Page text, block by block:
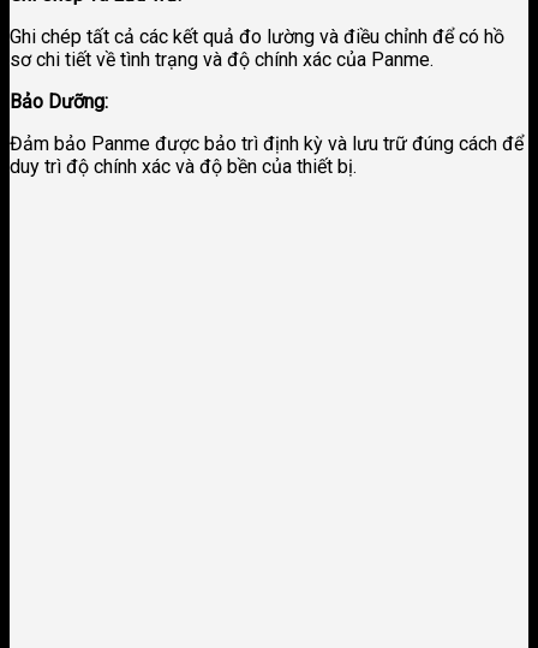
Ghi chép tất cả các kết quả đo lường và điều chỉnh để có hồ
sơ chi tiết về tình trạng và độ chính xác của Panme.
Bảo Dưỡng:
Đảm bảo Panme được bảo trì định kỳ và lưu trữ đúng cách để
duy trì độ chính xác và độ bền của thiết bị.